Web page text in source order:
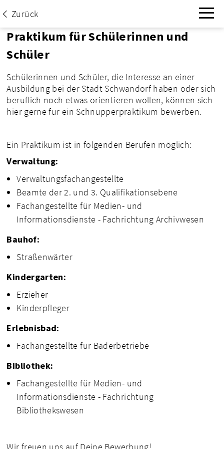
Zurück
Praktikum für Schülerinnen und
Schüler
Schülerinnen und Schüler, die Interesse an einer
Ausbildung bei der Stadt Schwandorf haben oder sich
beruflich noch etwas orientieren wollen, können sich
hier gerne für ein Schnupperpraktikum bewerben.
Ein Praktikum ist in folgenden Berufen möglich:
Verwaltung:
Verwaltungsfachangestellte
Beamte der 2. und 3. Qualifikationsebene
Fachangestellte für Medien- und
Informationsdienste - Fachrichtung Archivwesen
Bauhof:
Straßenwärter
Kindergarten:
Erzieher
Kinderpfleger
Erlebnisbad:
Fachangestellte für Bäderbetriebe
Bibliothek:
Fachangestellte für Medien- und
Informationsdienste - Fachrichtung
Bibliothekswesen